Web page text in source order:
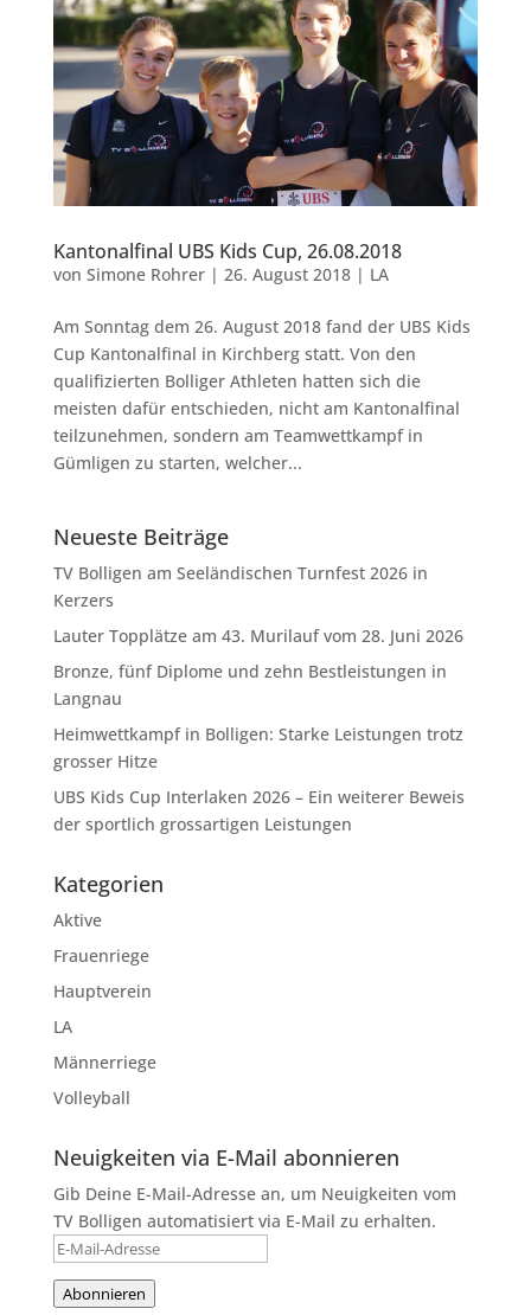
Kantonalfinal UBS Kids Cup, 26.08.2018
von Simone Rohrer| 26. August 2018| LA
Am Sonntag dem 26. August 2018 fand der UBS Kids
Cup Kantonalfinal in Kirchberg statt. Von den
qualifizierten Bolliger Athleten hatten sich die
meisten dafür entschieden, nicht am Kantonalfinal
teilzunehmen, sondern am Teamwettkampf in
Gümligen zu starten, welcher...
Neueste Beiträge
TV Bolligen am Seeländischen Turnfest 2026 in
Kerzers
Lauter Topplätze am 43. Murilauf vom 28. Juni 2026
Bronze, fünf Diplome und zehn Bestleistungen in
Langnau
Heimwettkampf in Bolligen: Starke Leistungen trotz
grosser Hitze
UBS Kids Cup Interlaken 2026 – Ein weiterer Beweis
der sportlich grossartigen Leistungen
Kategorien
Aktive
Frauenriege
Hauptverein
LA
Männerriege
Volleyball
Neuigkeiten via E-Mail abonnieren
Gib Deine E-Mail-Adresse an, um Neuigkeiten vom
TV Bolligen automatisiert via E-Mail zu erhalten.
E-
Mail-
Adresse
Abonnieren